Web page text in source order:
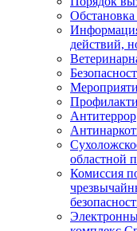
действий,
Антитеррор
областной
Комиссия